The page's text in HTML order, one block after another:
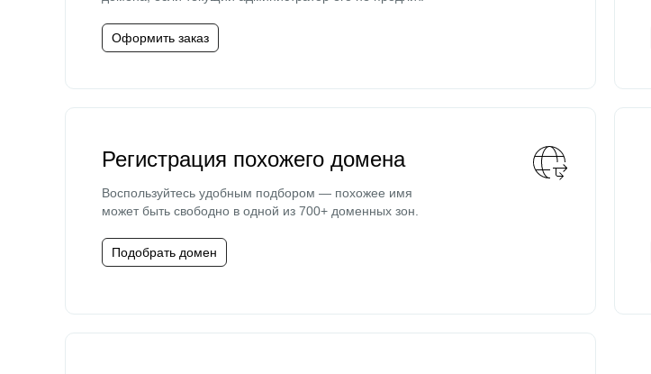
Оформить заказ
Регистрация похожего домена
Воспользуйтесь удобным подбором — похожее имя
может быть свободно в одной из 700+ доменных зон.
Подобрать домен